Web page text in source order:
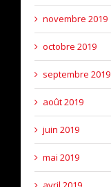
novembre 2019
octobre 2019
septembre 2019
août 2019
juin 2019
mai 2019